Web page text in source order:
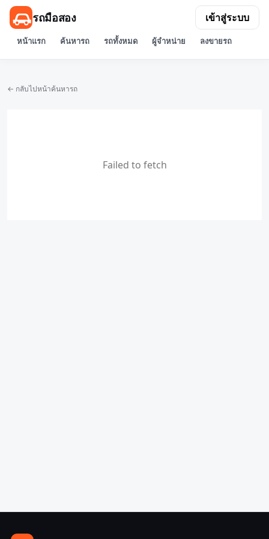
รถมือสอง
หน้าแรก ค้นหารถ รถทั้งหมด ผู้จำหน่าย ลงขายรถ
เข้าสู่ระบบ
← กลับไปหน้าค้นหารถ
Failed to fetch